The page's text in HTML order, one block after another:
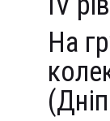
На